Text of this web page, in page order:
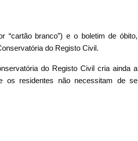
“cartão branco”) e o boletim de óbito,
do Registo Civil.
do Registo Civil cria ainda a
os residentes não necessitam de se